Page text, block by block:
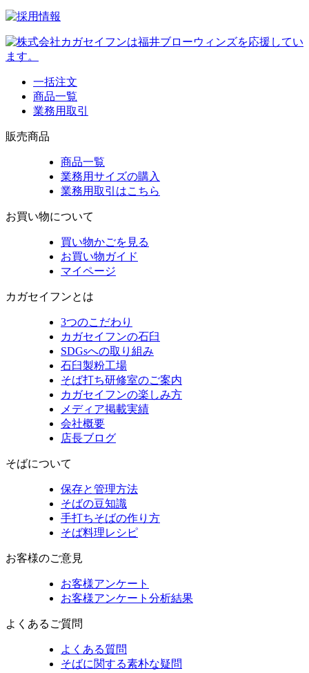
一括注文
商品一覧
業務用取引
販売商品
商品一覧
業務用サイズの購入
業務用取引はこちら
お買い物について
買い物かごを見る
お買い物ガイド
マイページ
カガセイフンとは
3つのこだわり
カガセイフンの石臼
SDGsへの取り組み
石臼製粉工場
そば打ち研修室のご案内
カガセイフンの楽しみ方
メディア掲載実績
会社概要
店長ブログ
そばについて
保存と管理方法
そばの豆知識
手打ちそばの作り方
そば料理レシピ
お客様のご意見
お客様アンケート
お客様アンケート分析結果
よくあるご質問
よくある質問
そばに関する素朴な疑問